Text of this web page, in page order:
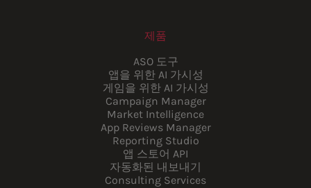
제품
ASO 도구
앱을 위한 AI 가시성
게임을 위한 AI 가시성
Campaign Manager
Market Intelligence
App Reviews Manager
Reporting Studio
앱 스토어 API
자동화된 내보내기
Consulting Services